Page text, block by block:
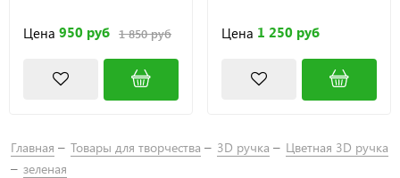
Цена 950 руб 1 850 руб Цена 1 250 руб
Главная Товары для творчества 3D ручка
Цветная 3D ручка
зеленая